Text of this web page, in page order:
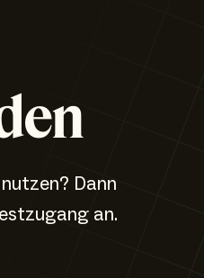
Dann
an.